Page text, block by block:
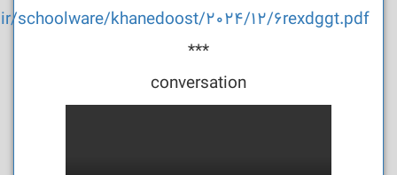
schoolware/khanedoost/2024/12/6rexdggt.pdf
***
conversation